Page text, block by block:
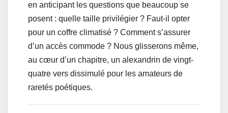
en anticipant les questions que beaucoup se
posent : quelle taille privilégier ? Faut-il opter
pour un coffre climatisé ? Comment s’assurer
d’un accès commode ? Nous glisserons même,
au cœur d’un chapitre, un alexandrin de vingt-
quatre vers dissimulé pour les amateurs de
raretés poétiques.